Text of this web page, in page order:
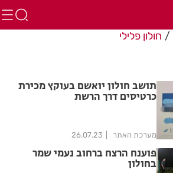
חולון פלילי
תושב חולון יואשם בעוקץ מכירת
כרטיסים דרך הרשת
מערכת האתר 26.07.23
פוענח הרצח ברחוב נעמי שמר
בחולון